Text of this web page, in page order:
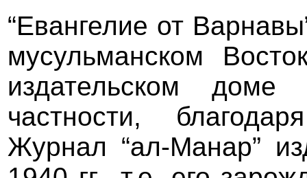
“Евангелие от
мусульманском
издательском доме
частности,
Журнал “ал-Манар”